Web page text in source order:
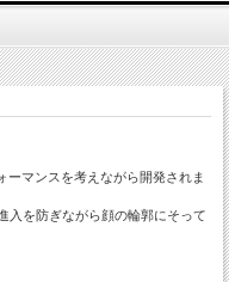
ーマンスを考えながら開発されま
入を防ぎながら顔の輪郭にそって